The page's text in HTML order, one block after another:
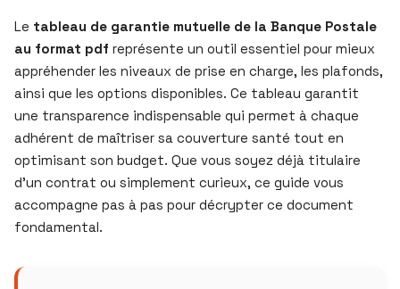
Le tableau de garantie mutuelle de la Banque Postale
au format pdf représente un outil essentiel pour mieux
appréhender les niveaux de prise en charge, les plafonds,
ainsi que les options disponibles. Ce tableau garantit
une transparence indispensable qui permet à chaque
adhérent de maîtriser sa couverture santé tout en
optimisant son budget. Que vous soyez déjà titulaire
d’un contrat ou simplement curieux, ce guide vous
accompagne pas à pas pour décrypter ce document
fondamental.